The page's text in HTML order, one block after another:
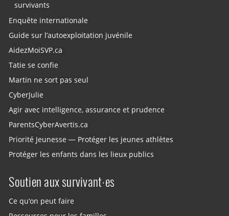
survivants
Enquête internationale
Guide sur l’autoexploitation juvénile
AidezMoiSVP.ca
Tatie se confie
Martin ne sort pas seul
CyberJulie
Agir avec intelligence, assurance et prudence
ParentsCyberAvertis.ca
Priorité Jeunesse — Protéger les jeunes athlètes
Protéger les enfants dans les lieux publics
Soutien aux survivant·es
Ce qu’on peut faire